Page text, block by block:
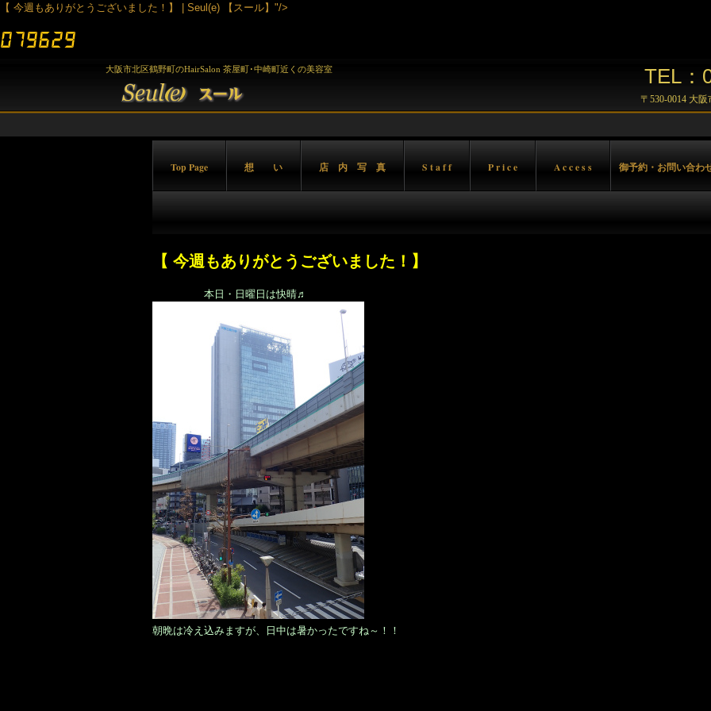
【 今週もありがとうございました！】 | Seul(e) 【スール】"/>
大阪市北区鶴野町のHairSalon 茶屋町･中崎町近くの美容室 TEL：
〒530-0014 大
Top Page 想 い 店 内 写 真 S t a f f P r i c e A c c e s s 御予約・お問い合わ
【 今週もありがとうございました！】
本日・日曜日は快晴♬
朝晩は冷え込みますが、日中は暑かったですね～！！